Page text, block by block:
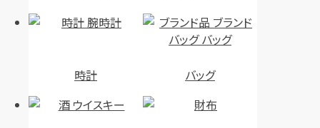
ネックレス Pt900,Pt850 全長
約40.1cm ダイヤ1.030ct
約40.3cm 赤色石1.07ct ダイヤ
時計 バッグ